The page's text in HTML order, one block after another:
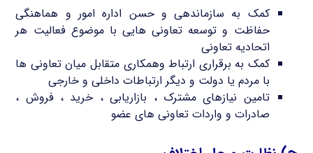
کمک به سازماندهی و حسن اداره امور و هماهنگی
حفاظت و توسعه تعاونی هایی با موضوع فعالیت هر
اتحادیه تعاونی
کمک به برقراری ارتباط وهمکاری متقابل میان تعاونی ها
با مردم یا دولت و دیگر ارتباطات داخلی و خارجی
تامین نیازهای مشترک ، بازاریابی ، خرید ، فروش ،
صادرات و واردات تعاونی های عضو